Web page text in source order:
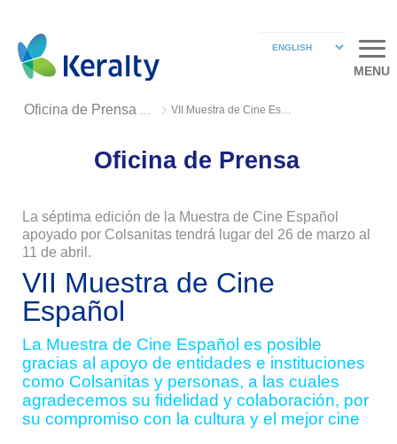
MENU
Oficina de Prensa 2019 VII Muestra de Cine Español
Oficina de Prensa
La séptima edición de la Muestra de Cine Español
apoyado por Colsanitas tendrá lugar del 26 de marzo al
11 de abril.
VII Muestra de Cine
Español
La Muestra de Cine Español es posible
gracias al apoyo de entidades e instituciones
como Colsanitas y personas, a las cuales
agradecemos su fidelidad y colaboración, por
su compromiso con la cultura y el mejor cine